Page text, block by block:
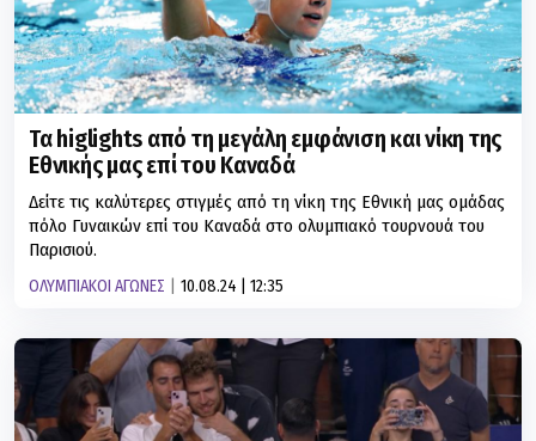
Τα higlights από τη μεγάλη εμφάνιση και νίκη της
Εθνικής μας επί του Καναδά
Δείτε τις καλύτερες στιγμές από τη νίκη της Εθνική μας ομάδας
πόλο Γυναικών επί του Καναδά στο ολυμπιακό τουρνουά του
Παρισιού.
ΟΛΥΜΠΙΑΚΟΙ ΑΓΩΝΕΣ 10.08.24 | 12:35